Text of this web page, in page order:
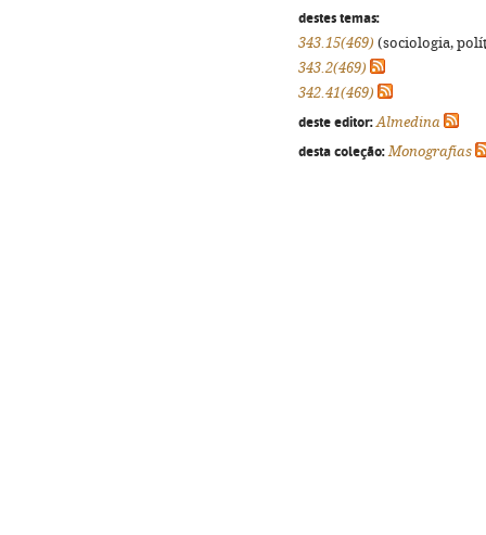
destes temas:
343.15(469) (sociologia,
343.2(469)
342.41(469)
deste editor: Almedina
desta coleção: Monografias